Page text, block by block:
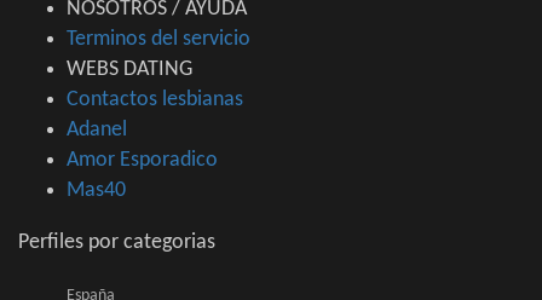
NOSOTROS / AYUDA
Terminos del servicio
WEBS DATING
Contactos lesbianas
Adanel
Amor Esporadico
Mas40
Perfiles por categorias
España